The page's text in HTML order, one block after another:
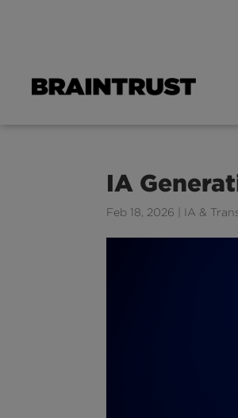
IA
Feb 18, 2026 IA &